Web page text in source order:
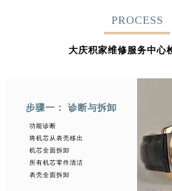
PROCESS
大庆积家维修服务中心
步骤一： 诊断与拆卸
功能诊断
将机芯从表壳移出
机芯全面拆卸
所有机芯零件清洁
表壳全面拆卸